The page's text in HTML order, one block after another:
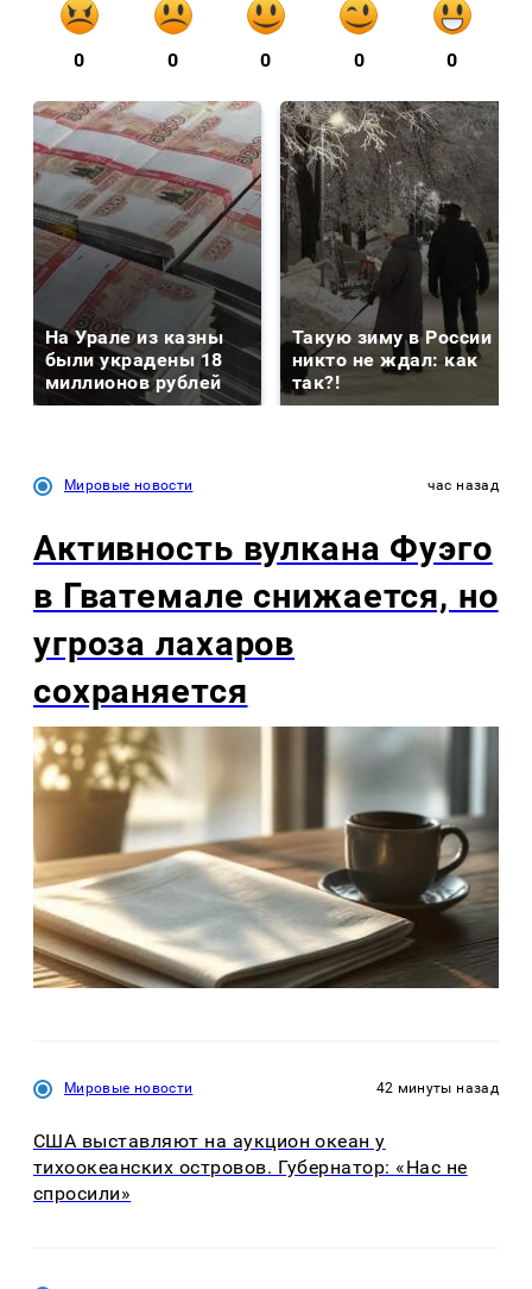
0 0 0 0 0
На Урале из казны
были украдены 18
миллионов рублей
Такую зиму в России
никто не ждал: как
так?!
Мировые новости час назад
Активность вулкана Фуэго
в Гватемале снижается, но
угроза лахаров
сохраняется
Мировые новости 42 минуты назад
США выставляют на аукцион океан у
тихоокеанских островов. Губернатор: «Нас не
спросили»